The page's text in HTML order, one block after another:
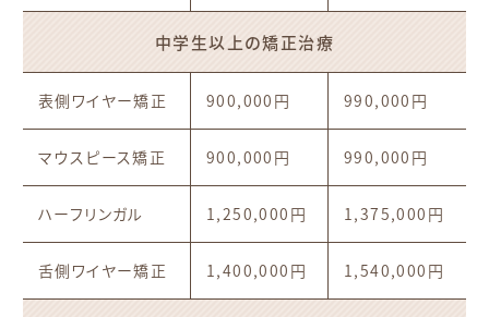
中学生以上の矯正治療
表側ワイヤー矯正 900,000円 990,000円
マウスピース矯正 900,000円 990,000円
ハーフリンガル 1,250,000円 1,375,000円
舌側ワイヤー矯正 1,400,000円 1,540,000円